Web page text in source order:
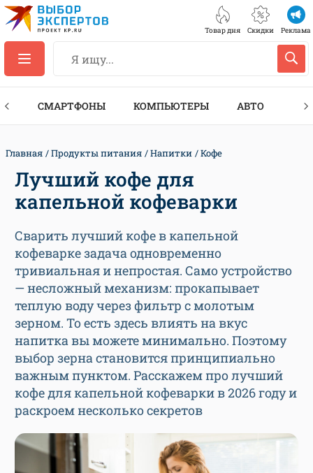
Товар дня Скидки Реклама
СМАРТФОНЫ КОМПЬЮТЕРЫ АВТО
Главная Продукты питания Напитки Кофе
Лучший кофе для
капельной кофеварки
Сварить лучший кофе в капельной
кофеварке задача одновременно
тривиальная и непростая. Само устройство
— несложный механизм: прокапывает
теплую воду через фильтр с молотым
зерном. То есть здесь влиять на вкус
напитка вы можете минимально. Поэтому
выбор зерна становится принципиально
важным пунктом. Расскажем про лучший
кофе для капельной кофеварки в 2026 году и
раскроем несколько секретов